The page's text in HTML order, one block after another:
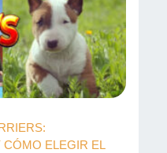
ELEGIR EL